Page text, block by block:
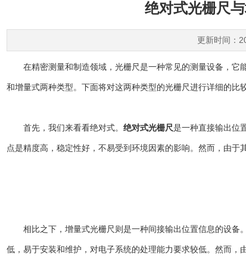
绝对式光栅尺
更新时间：
在精密测量和制造领域，光栅尺是一种常见的测量设备，它
和增量式两种类型。下面将对这两种类型的光栅尺进行详细的比
首先，我们来看看绝对式。 绝对式光栅尺是一种直接输出位
点是精度高，稳定性好，不易受到环境因素的影响。然而，由于
相比之下，增量式光栅尺则是一种间接输出位置信息的设备
低，易于安装和维护，对电子系统的处理能力要求较低。然而